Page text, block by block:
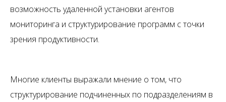
возможность удаленной установки агентов
мониторинга и структурирование программ с точки
зрения продуктивности.
Многие клиенты выражали мнение о том, что
структурирование подчиненных по подразделениям в